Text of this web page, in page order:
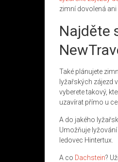
zimní dovolená ani
Najděte
Také plánujete
lyžařských zájezd
vyberete takový,
uzavírat přímo u
A do jakého
Umožňuje
ledovec Hintertux.
A co Dachstein?